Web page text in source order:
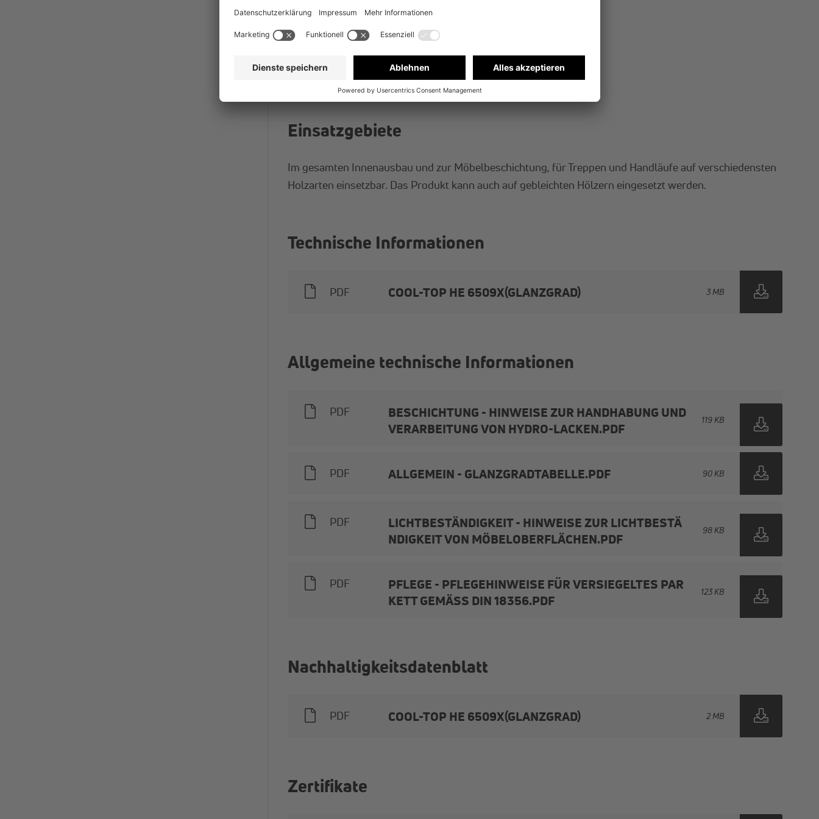
Einsatzgebiete
Im gesamten Innenausbau und zur Möbelbeschichtung, für Treppen und Handläufe auf verschiedensten
Holzarten einsetzbar. Das Produkt kann auch auf gebleichten Hölzern eingesetzt werden.
Technische Informationen
PDF COOL-TOP HE 6509X(GLANZGRAD) 3 MB
Allgemeine technische Informationen
PDF
BESCHICHTUNG - HINWEISE ZUR HANDHABUNG UND
VERARBEITUNG VON HYDRO-LACKEN.PDF
119 KB
PDF ALLGEMEIN - GLANZGRADTABELLE.PDF 90 KB
PDF
LICHTBESTÄNDIGKEIT - HINWEISE ZUR LICHTBESTÄ
NDIGKEIT VON MÖBELOBERFLÄCHEN.PDF
98 KB
PDF
PFLEGE - PFLEGEHINWEISE FÜR VERSIEGELTES PAR
KETT GEMÄSS DIN 18356.PDF
123 KB
Nachhaltigkeitsdatenblatt
PDF COOL-TOP HE 6509X(GLANZGRAD) 2 MB
Zertifikate